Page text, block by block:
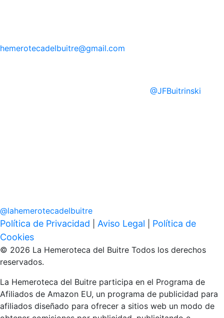
hemerotecadelbuitre@gmail.com
@JFBuitrinski
@lahemerotecadelbuitre
Política de Privacidad Aviso Legal
Política de
Cookies
© 2026 La Hemeroteca del Buitre Todos los derechos
reservados.
La Hemeroteca del Buitre participa en el Programa de
Afiliados de Amazon EU, un programa de publicidad para
afiliados diseñado para ofrecer a sitios web un modo de